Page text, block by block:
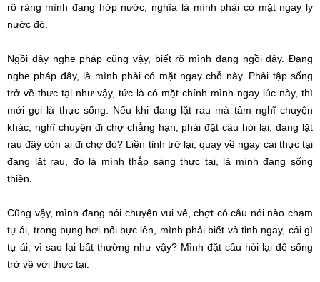
rõ ràng mình đang hớp nước, nghĩa là mình phải có mặt ngay ly
nước đó.
Ngồi đây nghe pháp cũng vậy, biết rõ mình đang ngồi đây. Đang
nghe pháp đây, là mình phải có mặt ngay chỗ này. Phải tập sống
trở về thực tại như vậy, tức là có mặt chính mình ngay lúc này, thì
mới gọi là thực sống. Nếu khi đang lặt rau mà tâm nghĩ chuyện
khác, nghĩ chuyện đi chợ chẳng hạn, phải đặt câu hỏi lại, đang lặt
rau đây còn ai đi chợ đó? Liền tỉnh trở lại, quay về ngay cái thực tại
đang lặt rau, đó là mình thắp sáng thực tại, là mình đang sống
thiền.
Cũng vậy, mình đang nói chuyện vui vẻ, chợt có câu nói nào chạm
tự ái, trong bụng hơi nổi bực lên, mình phải biết và tỉnh ngay, cái gì
tự ái, vì sao lại bất thường như vậy? Mình đặt câu hỏi lại để sống
trở về với thực tại.